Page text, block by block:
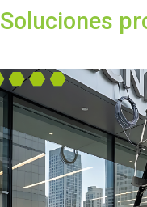
Soluciones